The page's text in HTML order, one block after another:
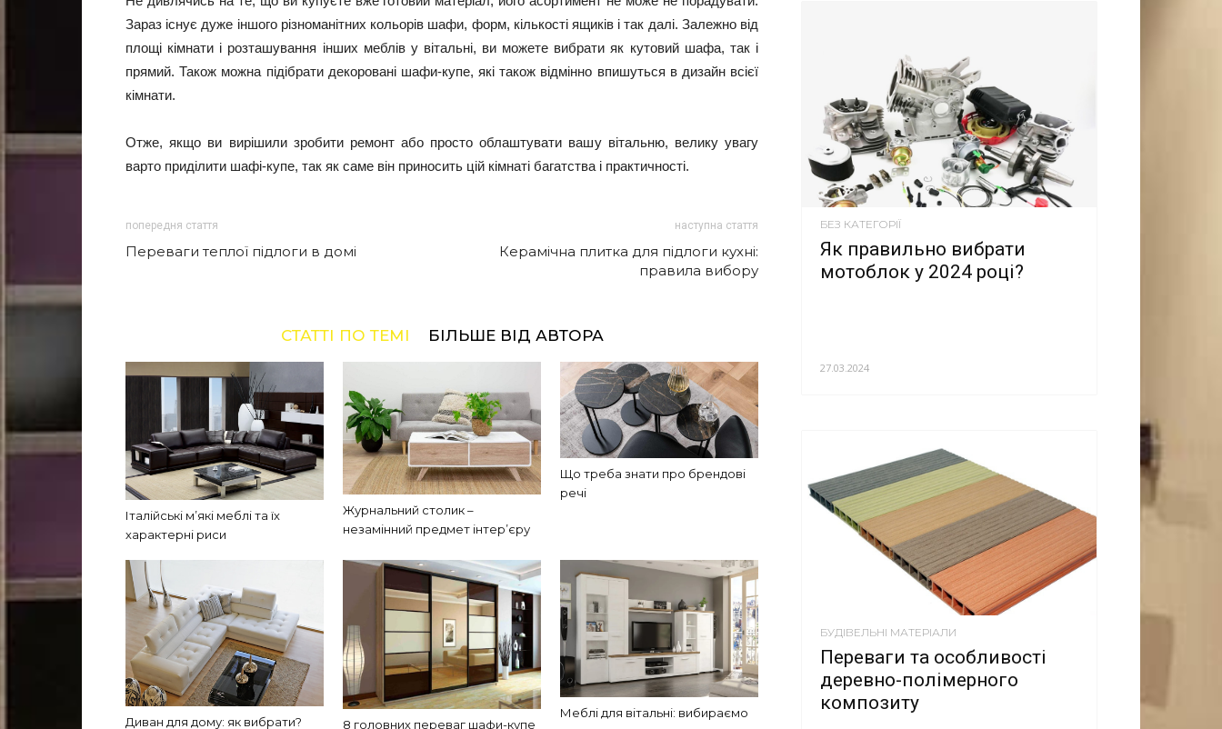
Зараз існує дуже іншого різноманітних кольорів шафи, форм, кількості ящиків і так далі. Залежно від
площі кімнати і розташування інших меблів у вітальні, ви можете вибрати як кутовий шафа, так і
прямий. Також можна підібрати декоровані шафи-купе, які також відмінно впишуться в дизайн всієї
кімнати.
Отже, якщо ви вирішили зробити ремонт або просто облаштувати вашу вітальню, велику увагу
варто приділити шафі-купе, так як саме він приносить цій кімнаті багатства і практичності.
попередня стаття
Переваги теплої підлоги в домі
наступна стаття
Керамічна плитка для підлоги кухні:
правила вибору
СТАТТІ ПО ТЕМІ БІЛЬШЕ ВІД АВТОРА
Італійські м’які меблі та їх
характерні риси
Журнальний столик –
незамінний предмет інтер’єру
Що треба знати про брендові
речі
Диван для дому: як вибрати? 8 головних переваг шафи-купе
Меблі для вітальні: вибираємо
БЕЗ КАТЕГОРІЇ
Як правильно вибрати
мотоблок у 2024 році?
27.03.2024
БУДІВЕЛЬНІ МАТЕРІАЛИ
Переваги та особливості
деревно-полімерного
композиту